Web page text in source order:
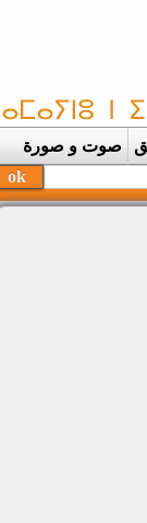
صوت و صورة